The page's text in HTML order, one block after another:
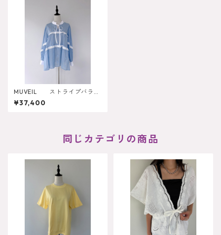
MUVEIL ストライプバラブ
ラウス
¥37,400
同じカテゴリの商品